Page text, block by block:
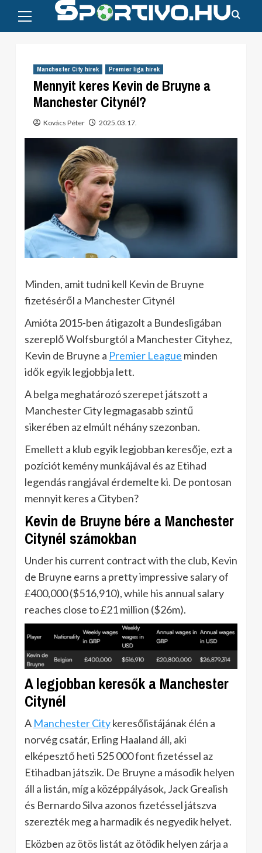
content
Menu
Manchester City hírek Premier liga hírek
Mennyit keres Kevin de Bruyne a
Manchester Citynél?
Kovács Péter 2025.03.17.
Minden, amit tudni kell Kevin de Bruyne
fizetéséről a Manchester Citynél
Amióta 2015-ben átigazolt a Bundesligában
szereplő Wolfsburgtól a Manchester Cityhez,
Kevin de Bruyne a Premier League minden
idők egyik legjobbja lett.
A belga meghatározó szerepet játszott a
Manchester City legmagasabb szintű
sikerében az elmúlt néhány szezonban.
Emellett a klub egyik legjobban keresője, ezt a
pozíciót kemény munkájával és az Etihad
legendás rangjával érdemelte ki. De pontosan
mennyit keres a Cityben?
Kevin de Bruyne bére a Manchester
Citynél számokban
Under his current contract with the club, Kevin
de Bruyne earns a pretty impressive salary of
£400,000 ($516,910), while his annual salary
reaches close to £21 million ($26m).
A legjobban keresők a Manchester
Citynél
A Manchester Citykeresőlistájának élén a
norvég csatár, Erling Haaland áll, aki
elképesztő heti 525 000 font fizetéssel az
Etihadban játszik. De Bruyne a második helyen
áll a listán, míg a középpályások, Jack Grealish
és Bernardo Silva azonos fizetéssel játszva
szerezték meg a harmadik és negyedik helyet.
Eközben az ötös listát az ötödik helyen zárja a